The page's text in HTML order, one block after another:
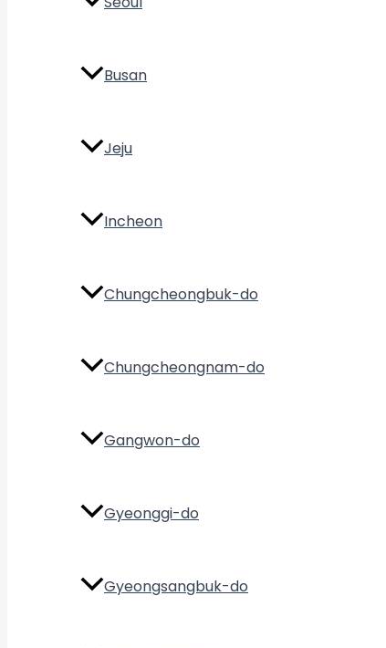
Busan
Jeju
Incheon
Chungcheongbuk-do
Chungcheongnam-do
Gangwon-do
Gyeonggi-do
Gyeongsangbuk-do